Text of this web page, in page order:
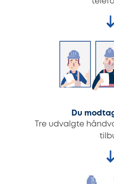
Du
Tre udvalgte